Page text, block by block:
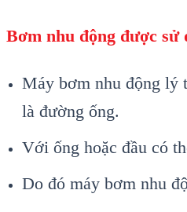
Bơm nhu động được sử
Máy bơm nhu động lý
là đường ống.
Với ống hoặc đầu có
Do đó máy bơm nhu